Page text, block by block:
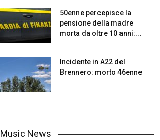
50enne percepisce la
pensione della madre
morta da oltre 10 anni:...
Incidente in A22 del
Brennero: morto 46enne
Music News